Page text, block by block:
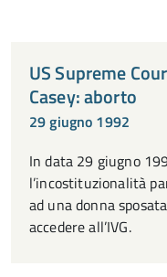
US Supreme
Casey: aborto
29 giugno 1992
In data 29 giugno
l’incostituzionalità
ad una donna
accedere all’IVG.